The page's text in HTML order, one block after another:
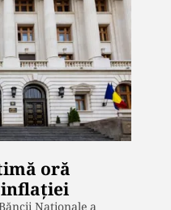
oră
Naționale a